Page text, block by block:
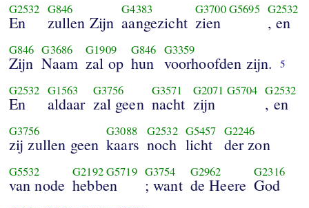
G2532
En
G846
zullen Zijn
G4383
aangezicht
G3700G5695
zien
G2532
, en
G846
Zijn
G3686
Naam
G1909
zal op
G846
hun
G3359
voorhoofden zijn. 5
G2532
En
G1563
aldaar
G3756
zal geen
G3571
nacht
G2071 G5704
zijn
G2532
, en
G3756
zij zullen geen
G3088
kaars
G2532
noch
G5457
licht
G2246
der zon
G5532
van node
G2192G5719
hebben
G3754
; want
G2962
de Heere
G2316
God